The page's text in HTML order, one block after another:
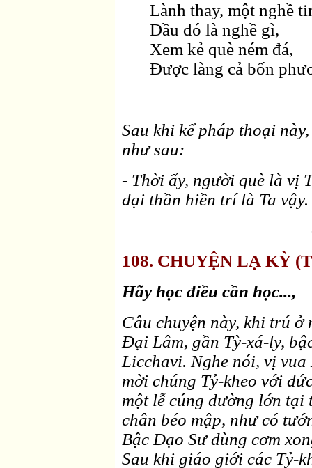
Lành thay, một nghề
Dầu đó là nghề gì,
Xem kẻ què ném đá,
Ðược làng cả bốn
Sau khi kể pháp thoại
như sau:
- Thời ấy, người què là vị
đại thần hiền trí là Ta vậy.
108. CHUYỆN LẠ KỲ
Hãy học điều cần học...,
Câu chuyện này, khi trú
Ðại Lâm, gần Tỳ-xá-ly,
Licchavi. Nghe nói, vị
mời chúng Tỷ-kheo với
một lễ cúng dường lớn tại
chân béo mập, như có
Bậc Ðạo Sư dùng cơm
Sau khi giáo giới các Tỷ-